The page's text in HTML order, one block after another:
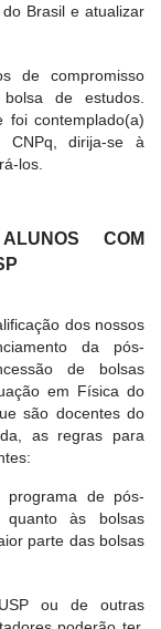
Brasil e atualizar
de compromisso
de estudos.
foi contemplado(a)
dirija-se à
los.
COM
dos nossos
da pós-
de bolsas
em Física do
são docentes do
as regras para
de pós-
às bolsas
parte das bolsas
ou de outras